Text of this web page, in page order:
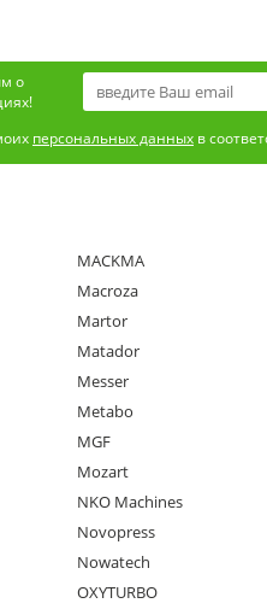
о
персональных данных в
MACKMA
Macroza
Martor
Matador
Messer
Metabo
MGF
Mozart
NKO Machines
Novopress
Nowatech
OXYTURBO